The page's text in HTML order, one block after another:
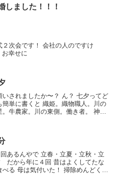
しました！！！
次会です！ 会社の人のですけ
幸せに
されましたか〜？ ん？ 七夕ってど
単に書くと 織姫。織物職人。川の
牛農家。川の東側。働き者。 神様
るんやで 立春・立夏・立秋・立
だから年に４回 昔はよくしてたな
る 母は気付いた！ 掃除めんどくさ